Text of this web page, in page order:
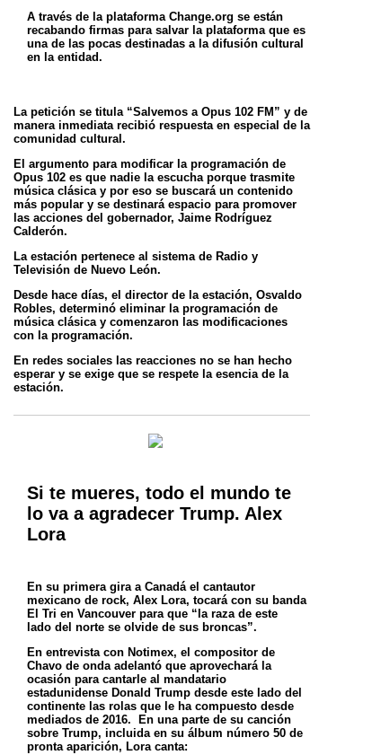
A través de la plataforma Change.org se están
recabando firmas para salvar la plataforma que es
una de las pocas destinadas a la difusión cultural
en la entidad.
La petición se titula “Salvemos a Opus 102 FM” y de
manera inmediata recibió respuesta en especial de la
comunidad cultural.
El argumento para modificar la programación de
Opus 102 es que nadie la escucha porque trasmite
música clásica y por eso se buscará un contenido
más popular y se destinará espacio para promover
las acciones del gobernador, Jaime Rodríguez
Calderón.
La estación pertenece al sistema de Radio y
Televisión de Nuevo León.
Desde hace días, el director de la estación, Osvaldo
Robles, determinó eliminar la programación de
música clásica y comenzaron las modificaciones
con la programación.
En redes sociales las reacciones no se han hecho
esperar y se exige que se respete la esencia de la
estación.
Si te mueres, todo el mundo te
lo va a agradecer Trump. Alex
Lora
En su primera gira a Canadá el cantautor
mexicano de rock, Alex Lora, tocará con su banda
El Tri en Vancouver para que “la raza de este
lado del norte se olvide de sus broncas”.
En entrevista con Notimex, el compositor de
Chavo de onda adelantó que aprovechará la
ocasión para cantarle al mandatario
estadunidense Donald Trump desde este lado del
continente las rolas que le ha compuesto desde
mediados de 2016.
En una parte de su canción
sobre Trump, incluida en su álbum número 50 de
pronta aparición, Lora canta: